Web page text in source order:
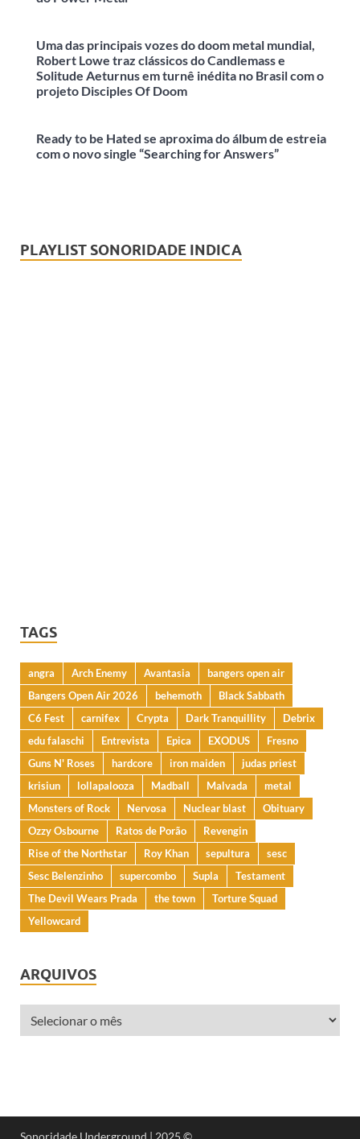
Uma das principais vozes do doom metal mundial,
Robert Lowe traz clássicos do Candlemass e
Solitude Aeturnus em turnê inédita no Brasil com o
projeto Disciples Of Doom
Ready to be Hated se aproxima do álbum de estreia
com o novo single “Searching for Answers”
PLAYLIST SONORIDADE INDICA
TAGS
angra Arch Enemy Avantasia
bangers open air
Bangers Open Air 2026
behemoth
Black Sabbath
C6 Fest
carnifex Crypta Dark Tranquillity
Debrix
edu falaschi
Entrevista Epica EXODUS
Fresno
Guns N' Roses
hardcore iron maiden
judas priest
krisiun
lollapalooza Madball Malvada
metal
Monsters of Rock
Nervosa Nuclear blast
Obituary
Ozzy Osbourne
Ratos de Porão
Revengin
Rise of the Northstar
Roy Khan sepultura
sesc
Sesc Belenzinho
supercombo Supla
Testament
The Devil Wears Prada
the town
Torture Squad
Yellowcard
ARQUIVOS
Sonoridade Underground | 2025 ©